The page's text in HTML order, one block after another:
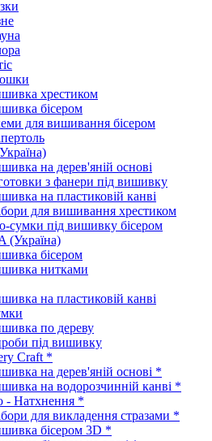
хрестиком
бісером
для вишивання бісером
на дерев'яній основі
з фанери під вишивку
на пластиковій канві
для вишивання хрестиком
сумки під вишивку бісером
(Україна)
бісером
нитками
на пластиковій канві
по дереву
під вишивку
Craft *
на дерев'яній основі *
на водорозчинній канві *
- Натхнення *
для викладення стразами *
бісером 3D *